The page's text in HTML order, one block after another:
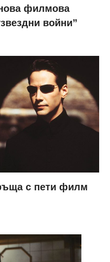
филмова
войни”
с пети филм